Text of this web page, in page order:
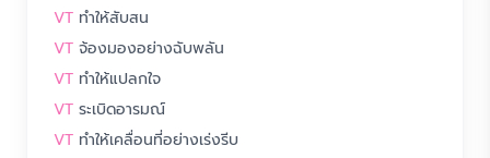
VT ทำให้สับสน
VT จ้องมองอย่างฉับพลัน
VT ทำให้แปลกใจ
VT ระเบิดอารมณ์
VT ทำให้เคลื่อนที่อย่างเร่งรีบ